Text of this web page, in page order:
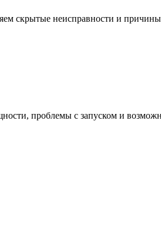
скрытые неисправности и
проблемы с запуском и